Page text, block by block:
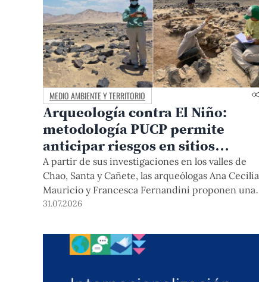
MEDIO AMBIENTE Y TERRITORIO
Arqueología contra El Niño:
metodología PUCP permite
anticipar riesgos en sitios
arqueológicos
A partir de sus investigaciones en los valles de
Chao, Santa y Cañete, las arqueólogas Ana Cecilia
Mauricio y Francesca Fernandini proponen una
herramienta de bajo costo que combina datos
geográfica y trabajo de campo para identificar
sitios arqueológicos vulnerables ante lluvias,
asociados al fenómeno de El Niño.
31.07.2026